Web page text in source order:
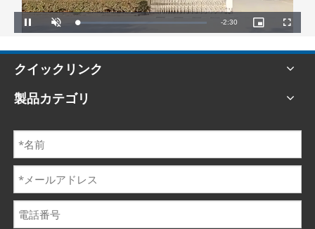
Pause Unmute Loaded:
8.87%
Remaining
-2:30
Picture-
in-
Fullscreen
クイックリンク
製品カテゴリ